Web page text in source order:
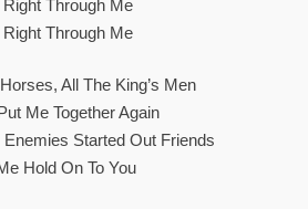
Right Through Me
Right Through Me
All The King’s Men
Me Together Again
Enemies Started Out Friends
Hold On To You